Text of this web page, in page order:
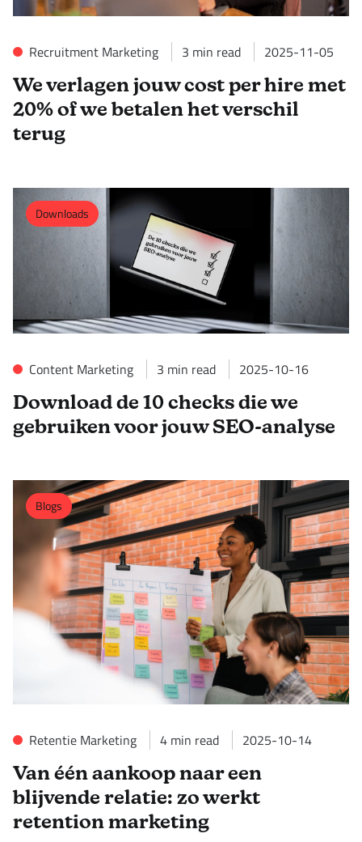
Recruitment Marketing 3 min read 2025-11-05
We verlagen jouw cost per hire met
20% of we betalen het verschil
terug
Downloads
Content Marketing 3 min read 2025-10-16
Download de 10 checks die we
gebruiken voor jouw SEO-analyse
Blogs
Retentie Marketing 4 min read 2025-10-14
Van één aankoop naar een
blijvende relatie: zo werkt
retention marketing